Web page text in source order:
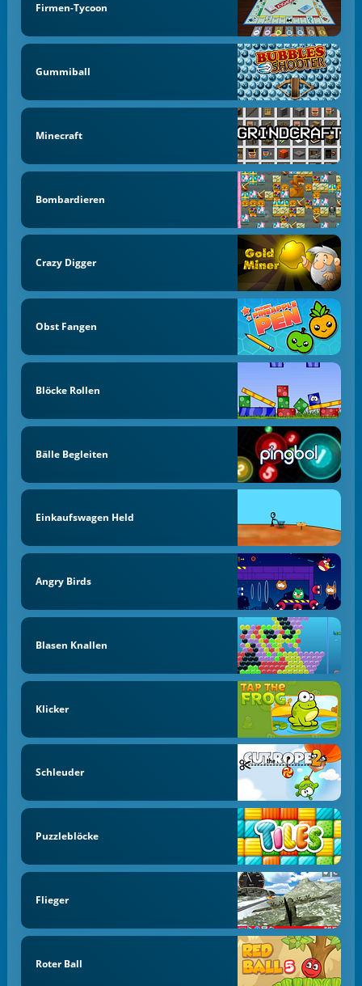
Firmen-Tycoon
Gummiball
Minecraft
Bombardieren
Crazy Digger
Obst Fangen
Blöcke Rollen
Bälle Begleiten
Einkaufswagen Held
Angry Birds
Blasen Knallen
Klicker
Schleuder
Puzzleblöcke
Flieger
Roter Ball